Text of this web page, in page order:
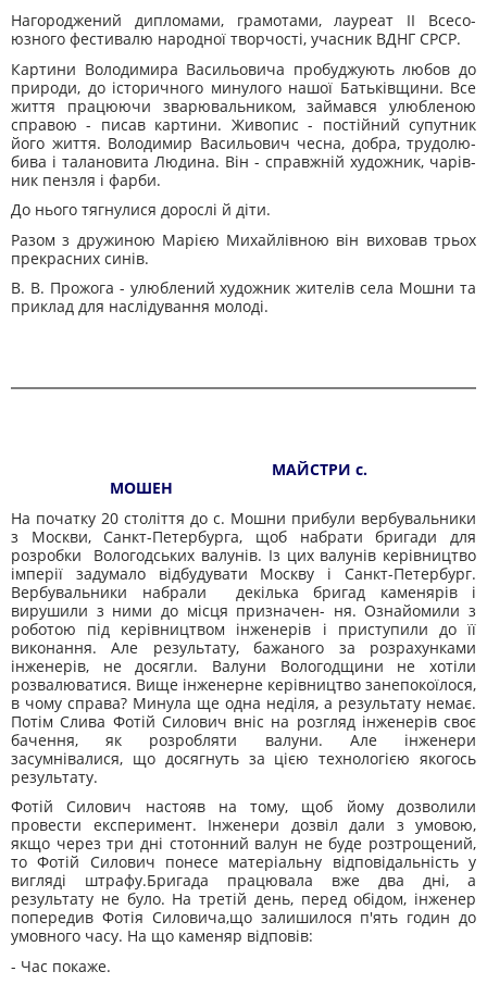
Нагороджений дипломами, грамотами, лауреат II Всесо­
юзного фестивалю народної творчості, учасник ВДНГ СРСР.
Картини Володимира Васильовича пробуджують любов до
природи, до історичного минулого нашої Батьківщини. Все
життя працюючи зварювальником, займався улюбленою
справою - писав картини. Живопис - постійний супутник
його життя. Володимир Васильович чесна, добра, трудолю­
бива і талановита Людина. Він - справжній художник, чарів­
ник пензля і фарби.
До нього тягнулися дорослі й діти.
Разом з дружиною Марією Михайлівною він виховав трьох
прекрасних синів.
В. В. Прожога - улюблений художник жителів села Мош­ни та
приклад для наслідування молоді.
МАЙСТРИ с.
МОШЕН
На початку 20 століття до с. Мошни прибули вербувальники
з Москви, Санкт-Петербурга, щоб набрати бригади для
розробки Вологодських валунів. Із цих валунів керівництво
імперії задума­ло відбудувати Москву і Санкт-Петербург.
Вербувальники набрали декілька бригад каменярів і
вирушили з ними до місця призначен- ня. Ознайомили з
роботою під керівництвом інженерів і присту­пили до її
виконання. Але результату, бажаного за розрахунками
інженерів, не досягли. Валуни Вологодщини не хотіли
розвалюва­тися. Вище інженерне керівництво занепокоїлося,
в чому справа? Минула ще одна неділя, а результату немає.
Потім Слива Фотій Силович вніс на розгляд інженерів своє
бачення, як розробляти валуни. Але інженери
засумнівалися, що досягнуть за цією техно­логією якогось
результату.
Фотій Силович настояв на тому, щоб йому дозволили
провести експеримент. Інженери дозвіл дали з умовою,
якщо через три дні стотонний валун не буде розтрощений,
то Фо­тій Силович понесе матеріальну відповідальність у
вигляді штрафу.Бригада працювала вже два дні, а
результату не було. На третій день, перед обідом, інженер
попередив Фотія Силовича,що залишилося п'ять годин до
умовного часу. На що каменяр відповів:
- Час покаже.